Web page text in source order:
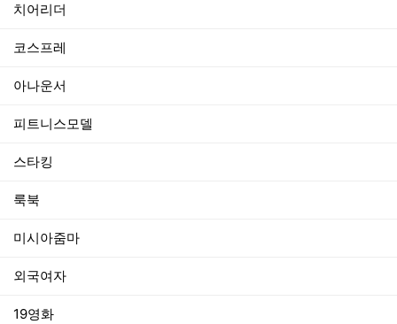
치어리더
코스프레
아나운서
피트니스모델
스타킹
룩북
미시아줌마
외국여자
19영화